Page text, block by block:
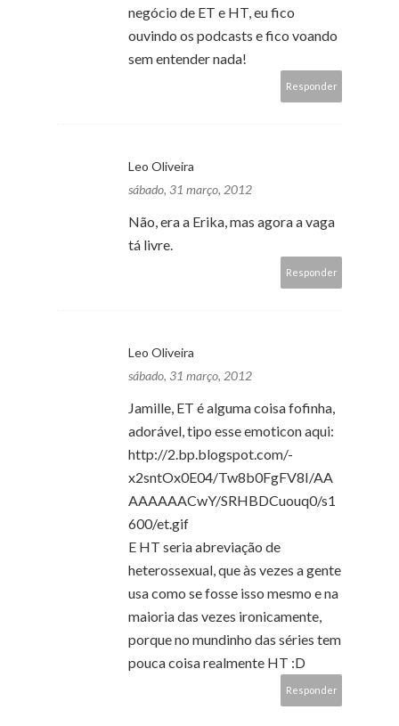
negócio de ET e HT, eu fico
ouvindo os podcasts e fico voando
sem entender nada!
Responder
Leo Oliveira
sábado, 31 março, 2012
Não, era a Erika, mas agora a vaga
tá livre.
Responder
Leo Oliveira
sábado, 31 março, 2012
Jamille, ET é alguma coisa fofinha,
adorável, tipo esse emoticon aqui:
http://2.bp.blogspot.com/-
x2sntOx0E04/Tw8b0FgFV8I/AA
AAAAAACwY/SRHBDCuouq0/s1
600/et.gif
E HT seria abreviação de
heterossexual, que às vezes a gente
usa como se fosse isso mesmo e na
maioria das vezes ironicamente,
porque no mundinho das séries tem
pouca coisa realmente HT :D
Responder